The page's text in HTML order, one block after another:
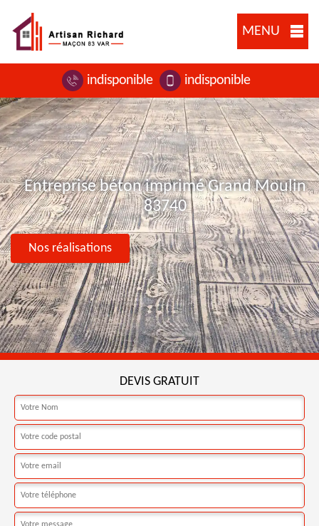
MENU
indisponible indisponible
Entreprise béton imprimé Grand Moulin
83740
Nos réalisations
DEVIS GRATUIT